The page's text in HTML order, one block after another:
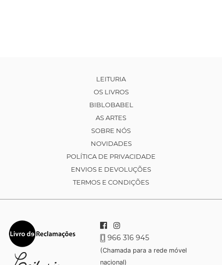
LEITURIA
OS LIVROS
BIBLOBABEL
AS ARTES
SOBRE NÓS
NOVIDADES
POLÍTICA DE PRIVACIDADE
ENVIOS E DEVOLUÇÕES
TERMOS E CONDIÇÕES
966 316 945
(Chamada para a rede móvel
nacional)